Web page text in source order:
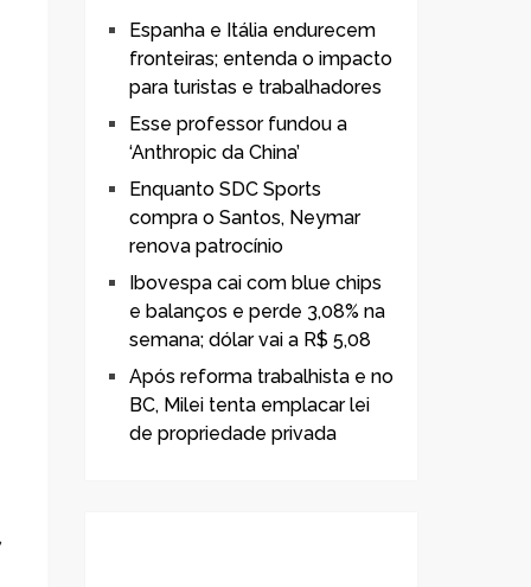
Espanha e Itália endurecem
fronteiras; entenda o impacto
para turistas e trabalhadores
Esse professor fundou a
‘Anthropic da China’
Enquanto SDC Sports
compra o Santos, Neymar
renova patrocínio
Ibovespa cai com blue chips
e balanços e perde 3,08% na
semana; dólar vai a R$ 5,08
Após reforma trabalhista e no
BC, Milei tenta emplacar lei
de propriedade privada